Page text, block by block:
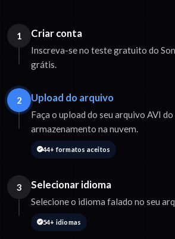
1 Criar conta
Inscreva-se no teste gratuito do
grátis.
2 Upload do arquivo
Faça o upload do seu arquivo AVI
armazenamento na nuvem.
44+ formatos aceitos
3 Selecionar idioma
Selecione o idioma falado no seu
54+ idiomas